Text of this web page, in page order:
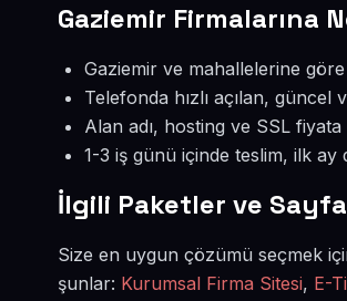
Gaziemir Firmalarına
Gaziemir ve mahallelerine
Telefonda hızlı açılan, güncel
Alan adı, hosting ve SSL fiyata
1-3 iş günü içinde teslim, ilk ay
İlgili Paketler ve
Size en uygun çözümü seçmek
şunlar: Kurumsal Firma Sitesi, E-